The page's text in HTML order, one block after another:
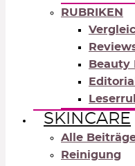
RUBRIKEN
Beauty
SKINCARE
Alle
Reinigung